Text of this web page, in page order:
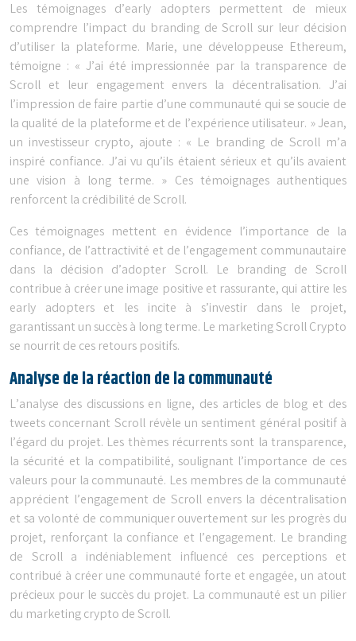
Les témoignages d’early adopters permettent de mieux
comprendre l’impact du branding de Scroll sur leur décision
d’utiliser la plateforme. Marie, une développeuse Ethereum,
témoigne : « J’ai été impressionnée par la transparence de
Scroll et leur engagement envers la décentralisation. J’ai
l’impression de faire partie d’une communauté qui se soucie de
la qualité de la plateforme et de l’expérience utilisateur. » Jean,
un investisseur crypto, ajoute : « Le branding de Scroll m’a
inspiré confiance. J’ai vu qu’ils étaient sérieux et qu’ils avaient
une vision à long terme. » Ces témoignages authentiques
renforcent la crédibilité de Scroll.
Ces témoignages mettent en évidence l’importance de la
confiance, de l’attractivité et de l’engagement communautaire
dans la décision d’adopter Scroll. Le branding de Scroll
contribue à créer une image positive et rassurante, qui attire les
early adopters et les incite à s’investir dans le projet,
garantissant un succès à long terme. Le marketing Scroll Crypto
se nourrit de ces retours positifs.
Analyse de la réaction de la communauté
L’analyse des discussions en ligne, des articles de blog et des
tweets concernant Scroll révèle un sentiment général positif à
l’égard du projet. Les thèmes récurrents sont la transparence,
la sécurité et la compatibilité, soulignant l’importance de ces
valeurs pour la communauté. Les membres de la communauté
apprécient l’engagement de Scroll envers la décentralisation
et sa volonté de communiquer ouvertement sur les progrès du
projet, renforçant la confiance et l’engagement. Le branding
de Scroll a indéniablement influencé ces perceptions et
contribué à créer une communauté forte et engagée, un atout
précieux pour le succès du projet. La communauté est un pilier
du marketing crypto de Scroll.